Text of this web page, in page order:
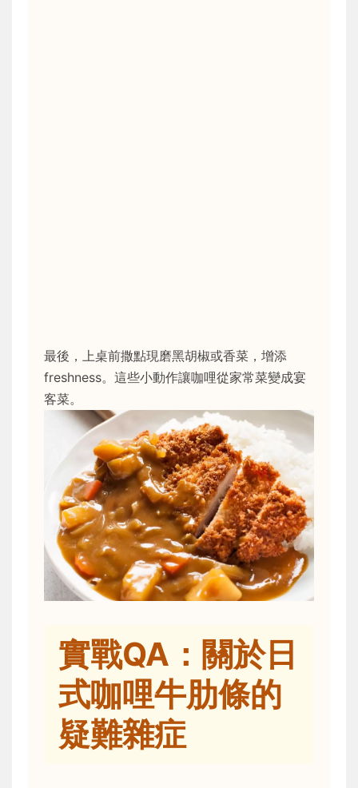
最後，上桌前撒點現磨黑胡椒或香菜，增添
freshness。這些小動作讓咖哩從家常菜變成宴
客菜。
實戰QA：關於日
式咖哩牛肋條的
疑難雜症